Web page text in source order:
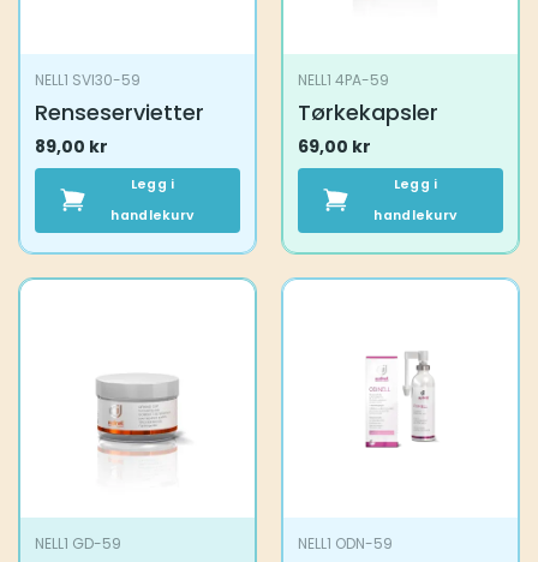
NELL1 SVI30-59
Renseservietter
89,00 kr
Legg i
handlekurv
NELL1 4PA-59
Tørkekapsler
69,00 kr
Legg i
handlekurv
NELL1 GD-59 NELL1 ODN-59